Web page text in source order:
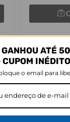
GANHOU ATÉ
CUPOM
o email para